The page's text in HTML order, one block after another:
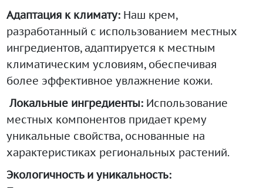
Адаптация к климату: Наш крем,
разработанный с использованием местных
ингредиентов, адаптируется к местным
климатическим условиям, обеспечивая
более эффективное увлажнение кожи.
Локальные ингредиенты: Использование
местных компонентов придает крему
уникальные свойства, основанные на
характеристиках региональных растений.
Экологичность и уникальность: